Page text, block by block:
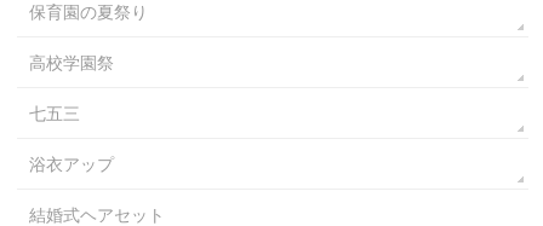
保育園の夏祭り
高校学園祭
七五三
浴衣アップ
結婚式ヘアセット